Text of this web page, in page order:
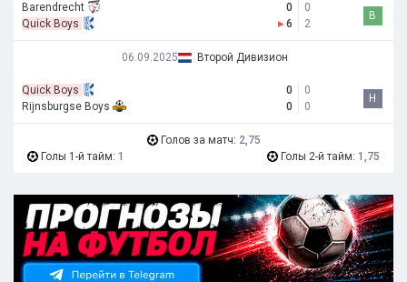
Barendrecht
Quick Boys
0
▸6
0
2
В
06.09.2025 Второй Дивизион
Quick Boys
Rijnsburgse Boys
0
0
0
0
Н
Голов за матч: 2,75
Голы 1-й тайм: 1 Голы 2-й тайм: 1,75